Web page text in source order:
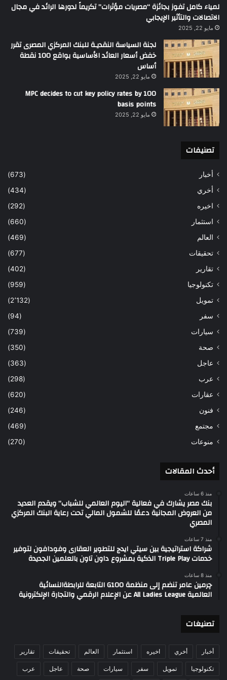
لمياء كامل تفوز بجائزة “مصريات مؤثرات” تكريماً لدورها الرائد في مجال
الاتصالات والتأثير الإيجابي
مايو 22, 2025
لجنة السياسة النقديـة للبنك المركزي المصرى تقرر
خفض أسعار العائد الأساسية بواقع 100 نقطة
أساس
مايو 22, 2025
MPC decides to cut key policy rates by 100
basis points
مايو 22, 2025
تصنيفات
أخبار
(673)
أخري
(434)
اخيره
(292)
استثمار
(660)
العالم
(469)
تحقيقات
(677)
تقارير
(402)
تكنولوجيا
(959)
تمويل
(2٬132)
سفر
(94)
سيارات
(739)
صحة
(350)
عاجل
(363)
عرب
(298)
عقارات
(620)
فنون
(246)
مجتمع
(469)
منوعات
(270)
أحدث المقالات
منذ 6 ساعات
بنك مصر يشارك في فعالية “اليوم العالمي للشباب” ويقدم العديد
من العروض المجانية دعمًا للشمول المالي تحت رعاية البنك المركزي
المصري
منذ 7 ساعات
شراكة استراتيجية بين سيتي ايدج للتطوير العقارى وفودافون لتوفير
خدمات Triple Play الذكية بمشروع داون تاون بالعلمين الجديدة
منذ 8 ساعات
چرمين عامر تنضم إلى منظمة G100 التابعة للرابطةالنسائية
العالمية All Ladies League عن الإعلام الرقمي والتجارة الإلكترونية
تصنيغات
أخبار أخري اخيره استثمار العالم تحقيقات تقارير
تكنولوجيا تمويل سفر سيارات صحة عاجل عرب